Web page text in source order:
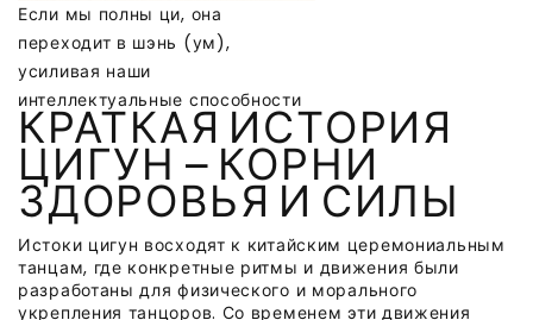
Если мы полны ци, она
переходит в шэнь (ум),
усиливая наши
интеллектуальные способности
КРАТКАЯ ИСТОРИЯ
ЦИГУН — КОРНИ
ЗДОРОВЬЯ И СИЛЫ
Истоки цигун восходят к китайским церемониальным
танцам, где конкретные ритмы и движения были
разработаны для физического и морального
укрепления танцоров. Со временем эти движения